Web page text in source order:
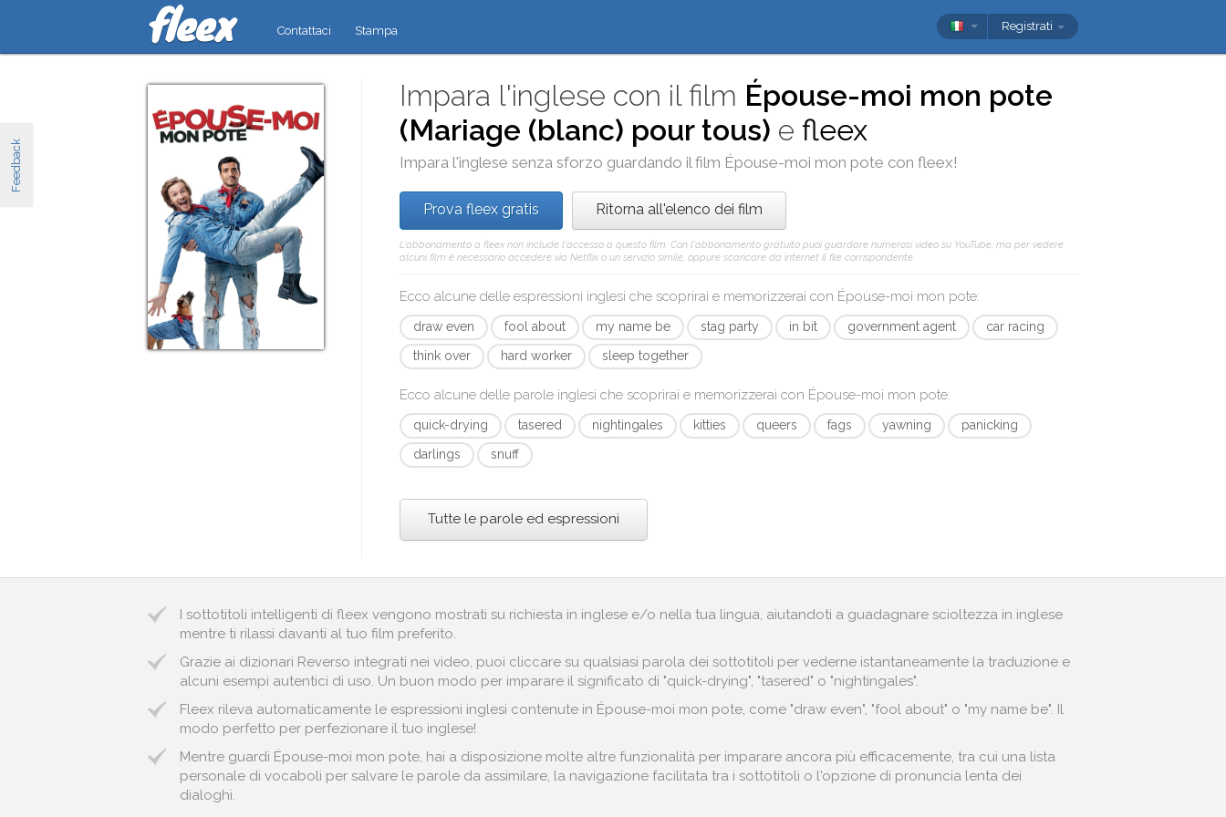
Feedback
Contattaci Stampa Registrati
Impara l'inglese con il film Épouse-moi mon pote
(Mariage (blanc) pour tous) e fleex
Impara l'inglese senza sforzo guardando il film Épouse-moi mon pote con fleex!
Prova fleex gratis Ritorna all'elenco dei film
L'abbonamento a fleex non include l'accesso a questo film. Con l'abbonamento gratuito puoi guardare numerosi video su YouTube, ma per vedere
alcuni film è necessario accedere via Netflix o un servizio simile, oppure scaricare da internet il file corrispondente.
Ecco alcune delle espressioni inglesi che scoprirai e memorizzerai con Épouse-moi mon pote:
draw even fool about my name be stag party in bit government agent
car racing
think over
hard worker sleep together
Ecco alcune delle parole inglesi che scoprirai e memorizzerai con Épouse-moi mon pote:
quick-drying tasered nightingales kitties queers fags yawning
panicking
darlings
snuff
Tutte le parole ed espressioni
I sottotitoli intelligenti di fleex vengono mostrati su richiesta in inglese e/o nella tua lingua, aiutandoti a guadagnare scioltezza in inglese
mentre ti rilassi davanti al tuo film preferito.
Grazie ai dizionari Reverso integrati nei video, puoi cliccare su qualsiasi parola dei sottotitoli per vederne istantaneamente la traduzione e
alcuni esempi autentici di uso. Un buon modo per imparare il significato di "quick-drying", "tasered" o "nightingales".
Fleex rileva automaticamente le espressioni inglesi contenute in Épouse-moi mon pote, come "draw even", "fool about" o "my name be". Il
modo perfetto per perfezionare il tuo inglese!
Mentre guardi Épouse-moi mon pote, hai a disposizione molte altre funzionalità per imparare ancora più efficacemente, tra cui una lista
personale di vocaboli per salvare le parole da assimilare, la navigazione facilitata tra i sottotitoli o l'opzione di pronuncia lenta dei
dialoghi.